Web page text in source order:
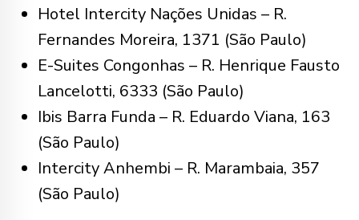
Hotel Intercity Nações Unidas – R.
Fernandes Moreira, 1371 (São Paulo)
E-Suites Congonhas – R. Henrique Fausto
Lancelotti, 6333 (São Paulo)
Ibis Barra Funda – R. Eduardo Viana, 163
(São Paulo)
Intercity Anhembi – R. Marambaia, 357
(São Paulo)